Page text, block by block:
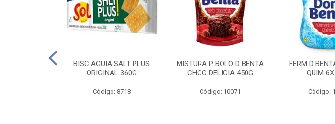
BISC AGUIA SALT PLUS
ORIGINAL 360G
Código: 8718
MISTURA P BOLO D BENTA
CHOC DELICIA 450G
Código: 10071
FERM D
QUIM
Código: